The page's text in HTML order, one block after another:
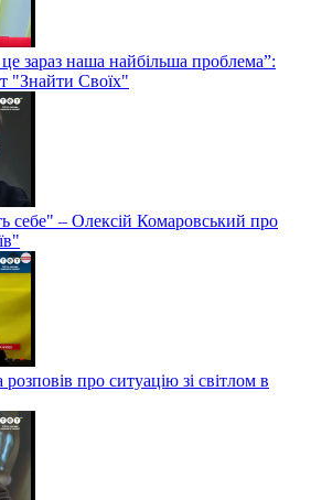
зараз наша найбільша проблема”:
"Знайти Своїх"
себе" – Олексій Комаровський про
про ситуацію зі світлом в